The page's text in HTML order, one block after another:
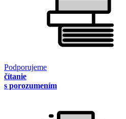
Podporujeme
čítanie
s porozumením